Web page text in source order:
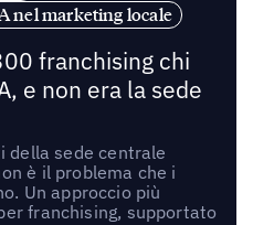
nel marketing locale
franchising chi
e non era la sede
della sede centrale
è il problema che i
Un approccio più
franchising, supportato